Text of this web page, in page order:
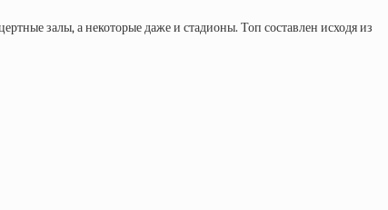
залы, а некоторые даже и стадионы. Топ составлен исходя из